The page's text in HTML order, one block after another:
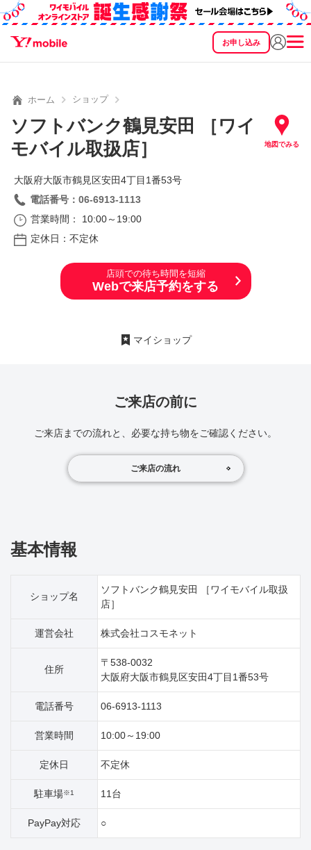
お申し込み
SEARCH
ホーム ショップ
ソフトバンク鶴見安田 ［ワイ
モバイル取扱店］
地図でみる
大阪府大阪市鶴見区安田4丁目1番53号
電話番号：06-6913-1113
営業時間： 10:00～19:00
定休日：不定休
店頭での待ち時間を短縮
Webで来店予約をする
マイショップ
ご来店の前に
ご来店までの流れと、必要な持ち物をご確認ください。
ご来店の流れ
基本情報
ショップ名
ソフトバンク鶴見安田 ［ワイモバイル取扱
店］
運営会社 株式会社コスモネット
住所
〒538-0032
大阪府大阪市鶴見区安田4丁目1番53号
電話番号 06-6913-1113
営業時間 10:00～19:00
定休日 不定休
駐車場※1 11台
PayPay対応 ○